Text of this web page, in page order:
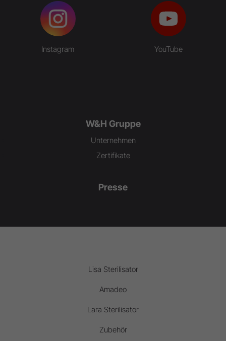
Instagram YouTube
W&H Gruppe
Unternehmen
Zertifikate
Presse
Lisa Sterilisator
Amadeo
Lara Sterilisator
Zubehör